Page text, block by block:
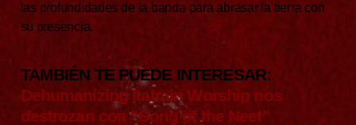
las profundidades de la banda para abrasar la tierra con
su presencia.
TAMBIÉN TE PUEDE INTERESAR:
Dehumanizing Itatrain Worship nos
destrozan con “Song of the Neet”